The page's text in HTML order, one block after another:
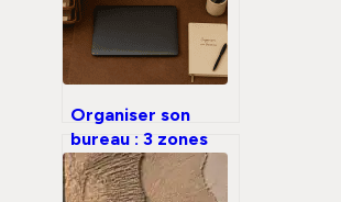
Organiser son
bureau : 3 zones
clés pour booster
votre productivité